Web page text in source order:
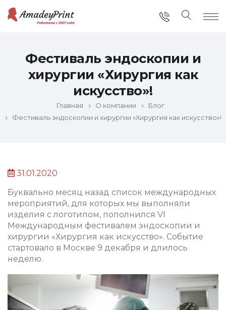
Фестиваль эндоскопии и
хирургии «Хирургия как
искусство»!
Главная О компании
Блог
Фестиваль эндоскопии и хирургии «Хирургия как искусство»!
31.01.2020
Буквально месяц назад список международных
мероприятий, для которых мы выполняли
изделия с логотипом, пополнился VI
Международным фестивалем эндоскопии и
хирургии «Хирургия как искусство». Событие
стартовало в Москве 9 декабря и длилось
неделю.